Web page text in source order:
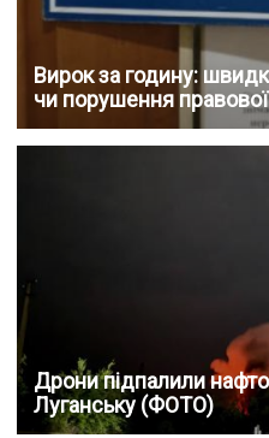
Вирок за годину:
чи порушення
Дрони підпалили
Луганську (ФОТО)